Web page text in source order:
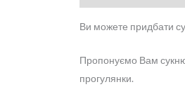
Ви можете придбати
Пропонуємо Вам
прогулянки.